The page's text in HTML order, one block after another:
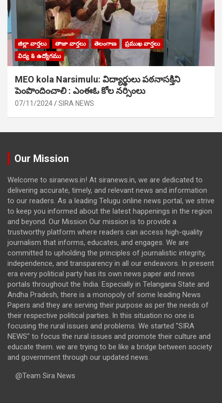
జిల్లా వార్తలు తాజా వార్తలు తెలంగాణ
ప్రముఖ వార్తలు
విద్య & ఉద్యోగము
MEO kola Narsimulu: విద్యార్థులు పఠ‌నాసక్తిని
పెంపొందించాలి : ఎంఈఓ కోల నర్సింలు
07/11/2024 SIRA NEWS
Our Mission
Welcome to siranews.in! At siranews.in, we are dedicated to
delivering accurate, timely, and relevant news and information
to our readers. As a leading Telugu online news portal, we strive
to keep you informed about the latest happenings in the region
and beyond. Our Mission Our mission is to provide a
trustworthy platform where readers can access high-quality
journalism that informs, educates, and engages. We are
committed to upholding the principles of journalistic integrity,
independence, and transparency in all our endeavors. In present
era every political party has its own news paper and news
portals throughout the India. Especially in Telangana State and
Andha Pradesh, there is a monopoly of some leading News
Papers and they are serving their purpose as per the needs of
their respective political parties. In this situation no one is
focusing the rural issues and problems. We started "SIRA
NEWS" to focus the rural issues and promote their culture and
educate them. we are trying to be like a bridge between society
and government through our updated news.
@Team Sira News